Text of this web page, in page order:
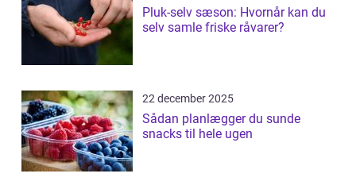
Pluk-selv sæson: Hvornår kan du
selv samle friske råvarer?
22 december 2025
Sådan planlægger du sunde
snacks til hele ugen